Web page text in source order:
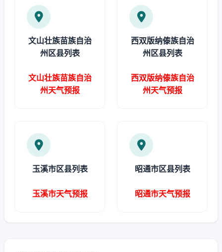
文山壮族苗族自治
州区县列表
文山壮族苗族自治
州天气预报
西双版纳傣族自治
州区县列表
西双版纳傣族自治
州天气预报
玉溪市区县列表
玉溪市天气预报
昭通市区县列表
昭通市天气预报